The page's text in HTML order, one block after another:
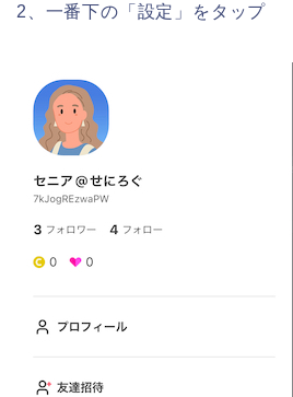
2、一番下の「設定」をタップ